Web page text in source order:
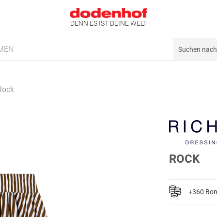
DENN ES IST DEINE WELT
ROCK
+360